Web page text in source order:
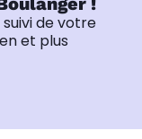
de votre
et plus